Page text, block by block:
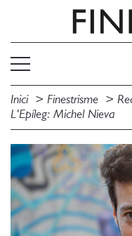
Inici Finestrisme
L'Epíleg: Michel Nieva